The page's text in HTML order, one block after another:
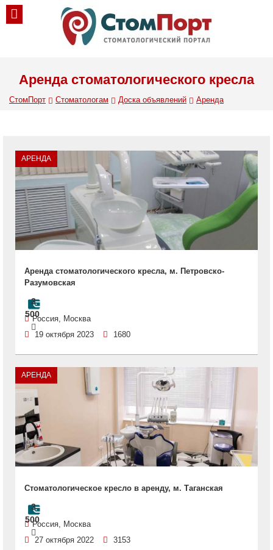
Аренда стоматологического кресла
СтомПорт Стоматологам Доска объявлений Аренда
АРЕНДА
Аренда стоматологического кресла, м. Петровско-
Разумовская
3
500Россия, Москва
19 октября 2023
1680
АРЕНДА
Стоматологическое кресло в аренду, м. Таганская
3
500Россия, Москва
27 октября 2022
3153